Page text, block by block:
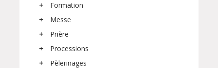
Formation
Messe
Prière
Processions
Pèlerinages